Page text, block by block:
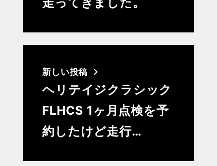
新しい投稿
ヘリテイジクラシック
FLHCS 1ヶ月点検を予
約したけど走行…